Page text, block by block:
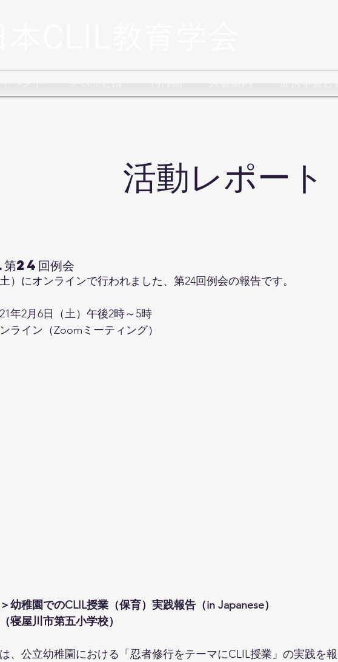
​活動レポート
24回例会
）にオンラインで行われました、第24回例会の報告です。
年2月6日（土）午後2時～5時
ライン（Zoomミーティング）
幼稚園でのCLIL授業（保育）実践報告（in Japanese）
寝屋川市第五小学校）
、公立幼稚園における「忍者修行をテーマにCLIL授業」の実践を報